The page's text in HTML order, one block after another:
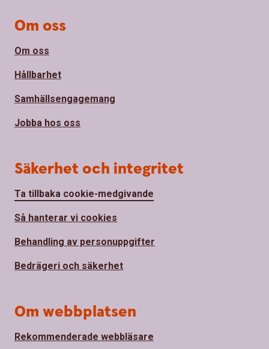
Om oss
Om oss
Hållbarhet
Samhällsengagemang
Jobba hos oss
Säkerhet och integritet
Ta tillbaka cookie-medgivande
Så hanterar vi cookies
Behandling av personuppgifter
Bedrägeri och säkerhet
Om webbplatsen
Rekommenderade webbläsare